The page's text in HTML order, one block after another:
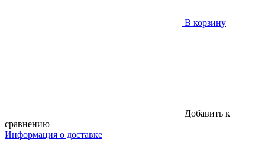
В корзину
Добавить к
сравнению
Информация о доставке